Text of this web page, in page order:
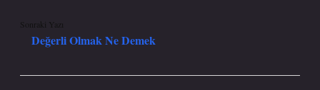
Sonraki Yazı
Değerli Olmak Ne Demek